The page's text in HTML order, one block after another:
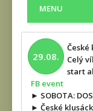
MENU
29.08.
České
Celý
start
FB event
► SOBOTA:
► České